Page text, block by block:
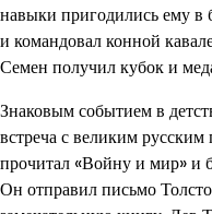
навыки пригодились ему в
и командовал конной
Семен получил кубок и
Знаковым событием в
встреча с великим
прочитал «Войну и мир» и
Он отправил письмо